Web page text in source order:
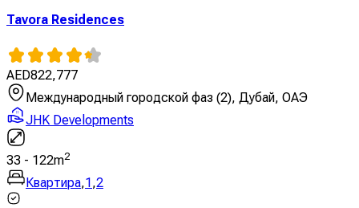
Tavora Residences
AED822,777
Международный городской фаз (2), Дубай, ОАЭ
JHK Developments
33 - 122m2
Квартира,1 ,2